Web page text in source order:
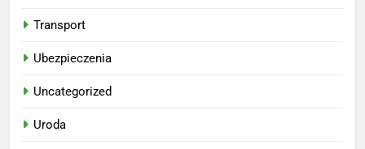
Transport
Ubezpieczenia
Uncategorized
Uroda